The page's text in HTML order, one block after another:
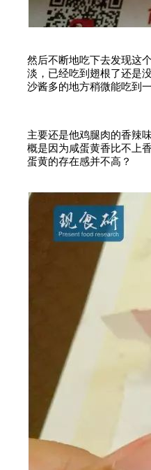
然后不断地吃下去发现这
淡，已经吃到翅根了还是
沙酱多的地方稍微能吃到
主要还是他鸡腿肉的香辣
概是因为咸蛋黄香比不上
蛋黄的存在感并不高？